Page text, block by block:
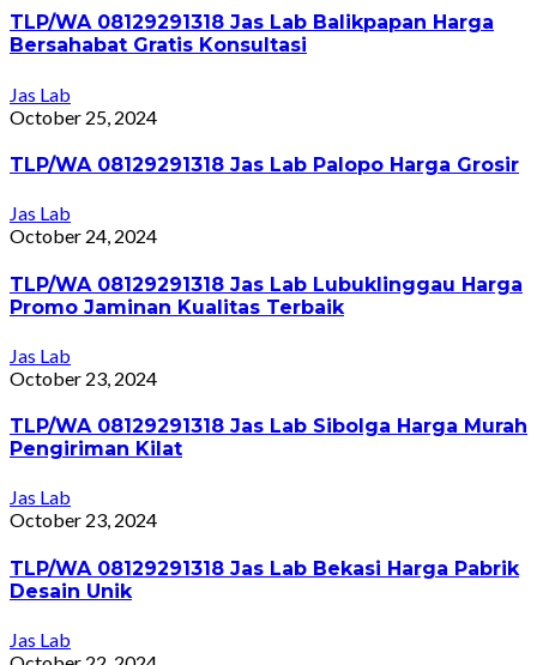
TLP/WA 08129291318 Jas Lab Balikpapan Harga
Bersahabat Gratis Konsultasi
Jas Lab
October 25, 2024
TLP/WA 08129291318 Jas Lab Palopo Harga Grosir
Jas Lab
October 24, 2024
TLP/WA 08129291318 Jas Lab Lubuklinggau Harga
Promo Jaminan Kualitas Terbaik
Jas Lab
October 23, 2024
TLP/WA 08129291318 Jas Lab Sibolga Harga Murah
Pengiriman Kilat
Jas Lab
October 23, 2024
TLP/WA 08129291318 Jas Lab Bekasi Harga Pabrik
Desain Unik
Jas Lab